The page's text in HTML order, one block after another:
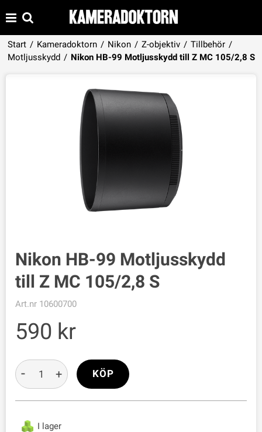
Start / Kameradoktorn / Nikon / Z-objektiv / Tillbehör /
Motljusskydd / Nikon HB-99 Motljusskydd till Z MC 105/2,8 S
Produkten har lagts i din varukorg
Nikon HB-99 Motljusskydd
till Z MC 105/2,8 S
Art.nr 10600700
590
I lager
- + KÖP